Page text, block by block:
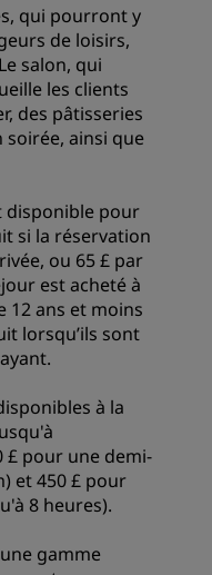
qui pourront y
de loisirs,
salon, qui
les clients
des pâtisseries
soirée, ainsi que
disponible pour
si la réservation
ou 65 £ par
est acheté à
12 ans et moins
lorsqu’ils sont
à la
£ pour une demi-
et 450 £ pour
8 heures).
gamme